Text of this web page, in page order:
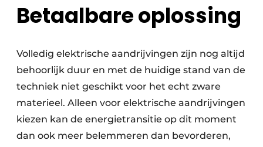
Betaalbare oplossing
Volledig elektrische aandrijvingen zijn nog altijd
behoorlijk duur en met de huidige stand van de
techniek niet geschikt voor het echt zware
materieel. Alleen voor elektrische aandrijvingen
kiezen kan de energietransitie op dit moment
dan ook meer belemmeren dan bevorderen,